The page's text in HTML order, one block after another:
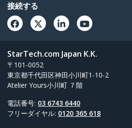
接続する
StarTech.com Japan K.K.
〒101-0052
東京都千代田区神田小川町1-10-2
Atelier Yours小川町 ７階
電話番号: 03 6743 6440
フリーダイヤル: 0120 365 618